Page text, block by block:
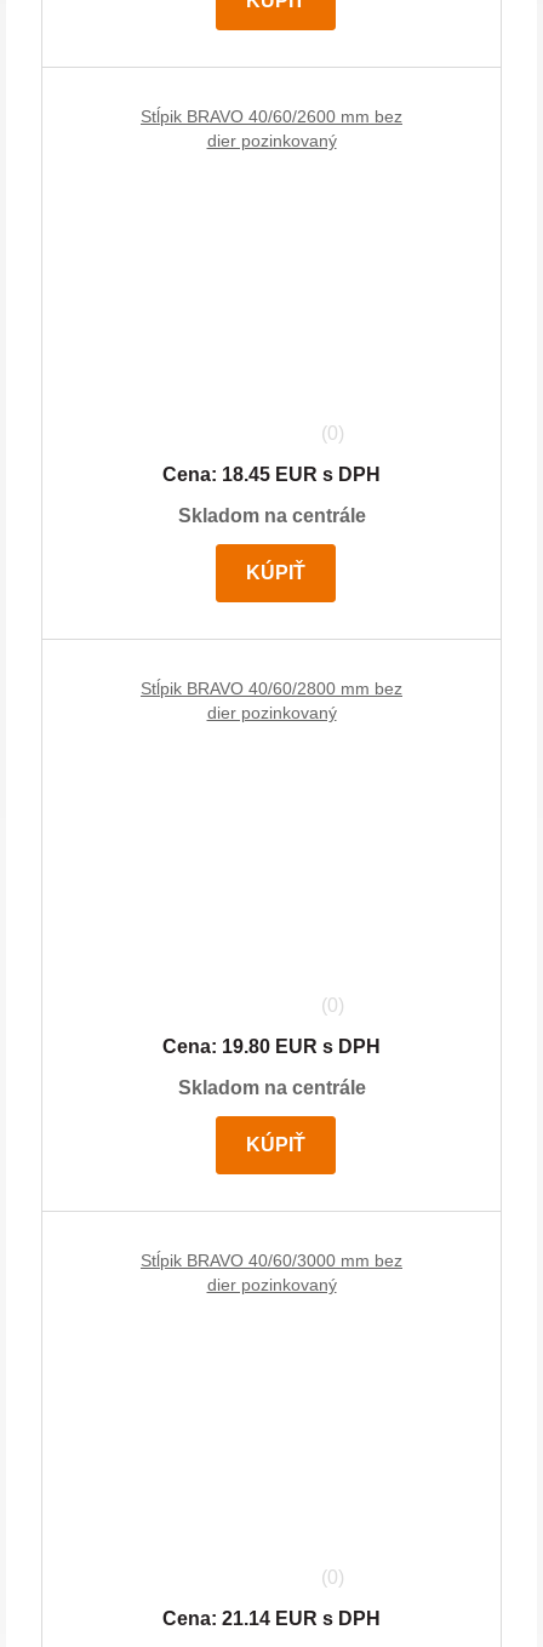
Stĺpik BRAVO 40/60/2600 mm bez
dier pozinkovaný
(0)
Cena: 18.45 EUR s DPH
Skladom na centrále
KÚPIŤ
Stĺpik BRAVO 40/60/2800 mm bez
dier pozinkovaný
(0)
Cena: 19.80 EUR s DPH
Skladom na centrále
KÚPIŤ
Stĺpik BRAVO 40/60/3000 mm bez
dier pozinkovaný
(0)
Cena: 21.14 EUR s DPH